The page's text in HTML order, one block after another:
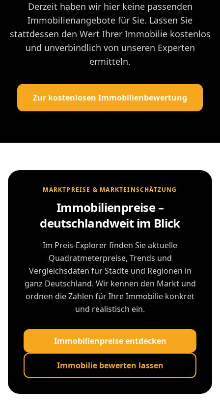
Derzeit haben wir hier keine passenden
Immobilienangebote für Sie. Lassen Sie
stattdessen den Wert Ihrer Immobilie kostenlos
und unverbindlich von unseren Experten
ermitteln.
Zur kostenlosen Immobilienbewertung
MARKTPREISE & MARKTEINSCHÄTZUNG
Immobilienpreise –
deutschlandweit im Blick
Im Preis-Explorer finden Sie aktuelle
Quadratmeterpreise, Trends und
Vergleichsdaten für Städte und Regionen in
ganz Deutschland. Wir kennen den Markt und
ordnen die Zahlen für Ihre Immobilie konkret
und realistisch ein.
Immobilienpreise entdecken
Immobilie bewerten lassen